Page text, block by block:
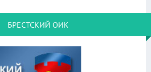
БРЕСТСКИЙ ОИК